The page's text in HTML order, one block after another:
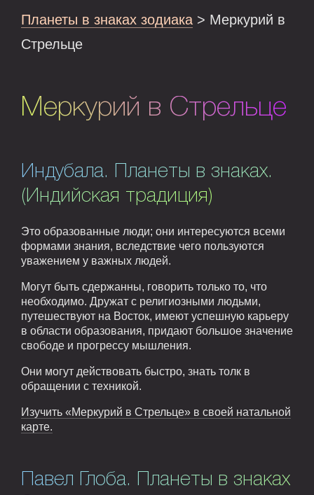
Планеты в знаках зодиака > Меркурий в
Стрельце
Меркурий в Стрельце
Индубала. Планеты в знаках.
(Индийская традиция)
Это образованные люди; они интересуются всеми
формами знания, вследствие чего пользуются
уважением у важных людей.
Могут быть сдержанны, говорить только то, что
необходимо. Дружат с религиозными людьми,
путешествуют на Восток, имеют успешную карьеру
в области образования, придают большое значение
свободе и прогрессу мышления.
Они могут действовать быстро, знать толк в
обращении с техникой.
Изучить «Меркурий в Стрельце» в своей натальной
карте.
Павел Глоба. Планеты в знаках